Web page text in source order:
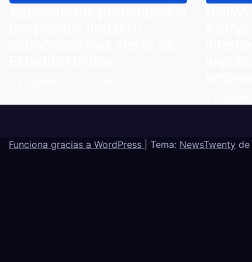
Funciona gracias a WordPress Tema: NewsTwenty de